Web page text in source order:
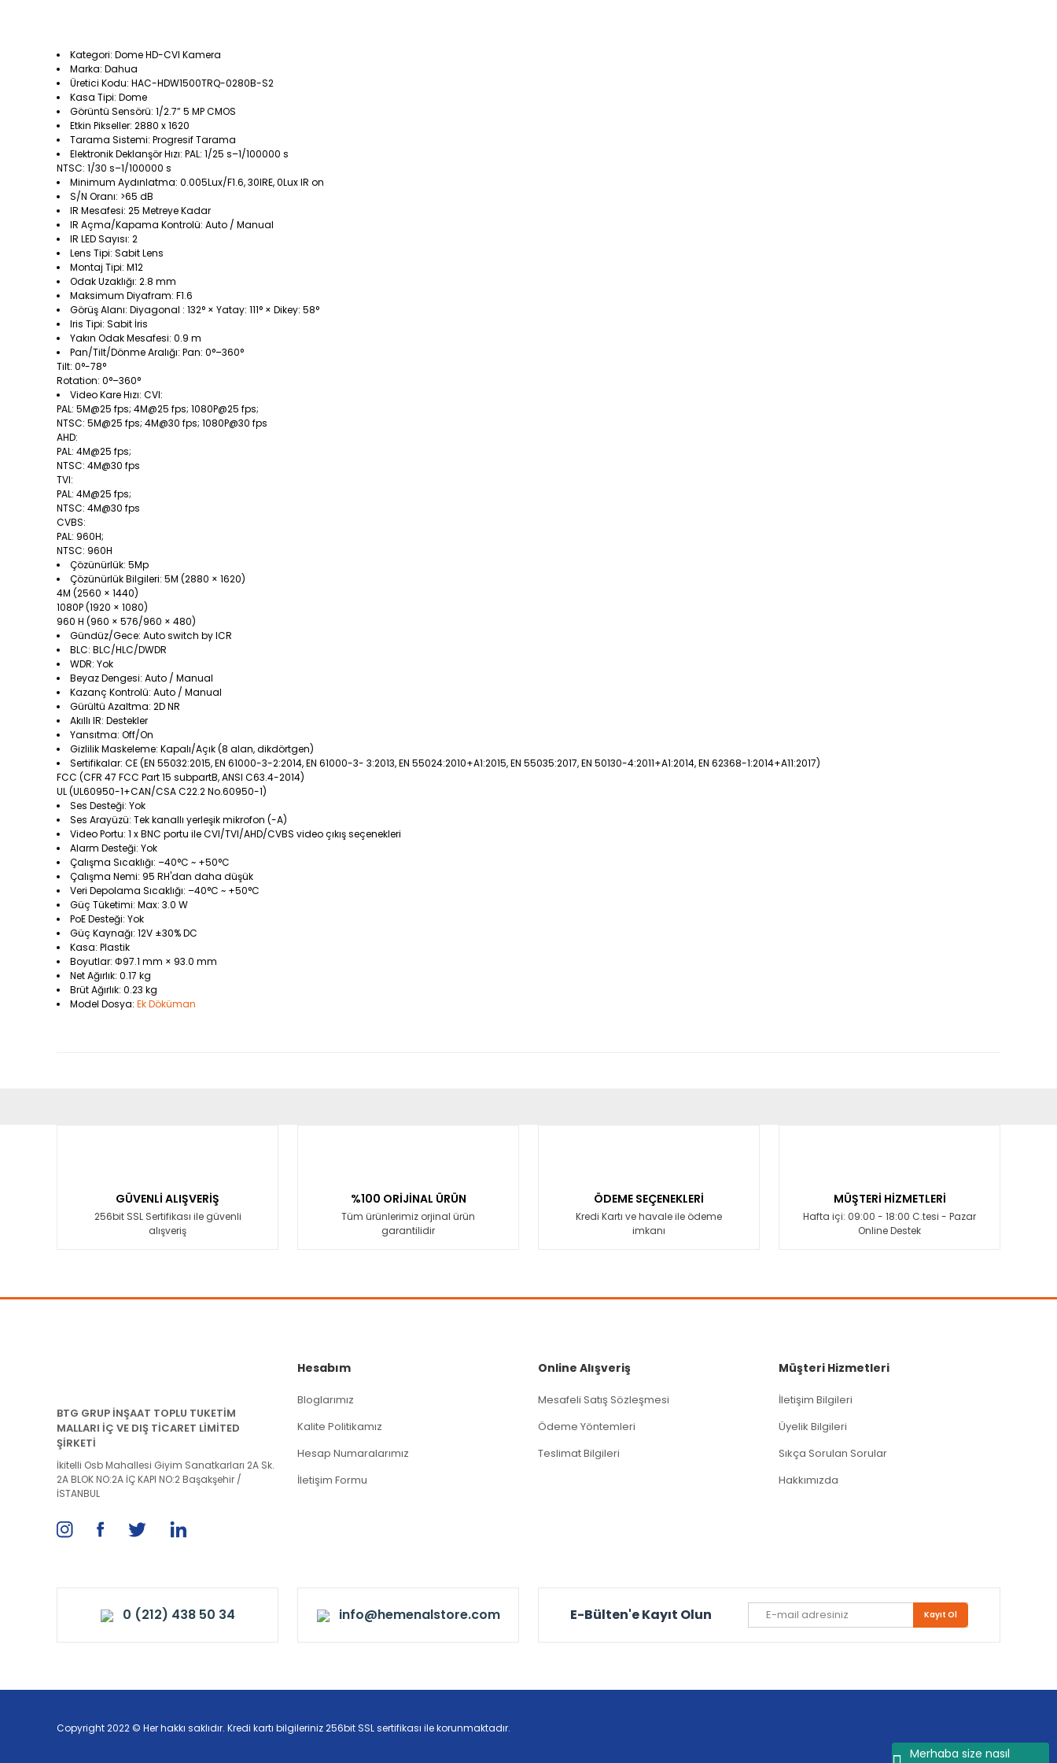
Merhaba size nasıl
Kategori: Dome HD-CVI Kamera
Marka: Dahua
Üretici Kodu: HAC-HDW1500TRQ-0280B-S2
Kasa Tipi: Dome
Görüntü Sensörü: 1/2.7” 5 MP CMOS
Etkin Pikseller: 2880 x 1620
Tarama Sistemi: Progresif Tarama
Elektronik Deklanşör Hızı: PAL: 1/25 s–1/100000 s
NTSC: 1/30 s–1/100000 s
Minimum Aydınlatma: 0.005Lux/F1.6, 30IRE, 0Lux IR on
S/N Oranı: >65 dB
IR Mesafesi: 25 Metreye Kadar
IR Açma/Kapama Kontrolü: Auto / Manual
IR LED Sayısı: 2
Lens Tipi: Sabit Lens
Montaj Tipi: M12
Odak Uzaklığı: 2.8 mm
Maksimum Diyafram: F1.6
Görüş Alanı: Diyagonal : 132° × Yatay: 111° × Dikey: 58°
Iris Tipi: Sabit İris
Yakın Odak Mesafesi: 0.9 m
Pan/Tilt/Dönme Aralığı: Pan: 0°–360°
Tilt: 0°-78°
Rotation: 0°–360°
Video Kare Hızı: CVI:
PAL: 5M@25 fps; 4M@25 fps; 1080P@25 fps;
NTSC: 5M@25 fps; 4M@30 fps; 1080P@30 fps
AHD:
PAL: 4M@25 fps;
NTSC: 4M@30 fps
TVI:
PAL: 4M@25 fps;
NTSC: 4M@30 fps
CVBS:
PAL: 960H;
NTSC: 960H
Çözünürlük: 5Mp
Çözünürlük Bilgileri: 5M (2880 × 1620)
4M (2560 × 1440)
1080P (1920 × 1080)
960 H (960 × 576/960 × 480)
Gündüz/Gece: Auto switch by ICR
BLC: BLC/HLC/DWDR
WDR: Yok
Beyaz Dengesi: Auto / Manual
Kazanç Kontrolü: Auto / Manual
Gürültü Azaltma: 2D NR
Akıllı IR: Destekler
Yansıtma: Off/On
Gizlilik Maskeleme: Kapalı/Açık (8 alan, dikdörtgen)
Sertifikalar: CE (EN 55032:2015, EN 61000-3-2:2014, EN 61000-3- 3:2013, EN 55024:2010+A1:2015, EN 55035:2017, EN 50130-4:2011+A1:2014, EN 62368-1:2014+A11:2017)
FCC (CFR 47 FCC Part 15 subpartB, ANSI C63.4-2014)
UL (UL60950-1+CAN/CSA C22.2 No.60950-1)
Ses Desteği: Yok
Ses Arayüzü: Tek kanallı yerleşik mikrofon (-A)
Video Portu: 1 x BNC portu ile CVI/TVI/AHD/CVBS video çıkış seçenekleri
Alarm Desteği: Yok
Çalışma Sıcaklığı: –40°C ~ +50°C
Çalışma Nemi: 95 RH'dan daha düşük
Veri Depolama Sıcaklığı: –40°C ~ +50°C
Güç Tüketimi: Max: 3.0 W
PoE Desteği: Yok
Güç Kaynağı: 12V ±30% DC
Kasa: Plastik
Boyutlar: Φ97.1 mm × 93.0 mm
Net Ağırlık: 0.17 kg
Brüt Ağırlık: 0.23 kg
Model Dosya: Ek Döküman
Ürün bilgilerinde hatalar bulunuyor.
Ürün fiyatı diğer sitelerden daha pahalı.
GÜVENLİ ALIŞVERİŞ
256bit SSL Sertifikası ile güvenli
alışveriş
%100 ORİJİNAL ÜRÜN
Tüm ürünlerimiz orjinal ürün
garantilidir
ÖDEME SEÇENEKLERİ
Kredi Kartı ve havale ile ödeme
imkanı
MÜŞTERİ HİZMETLERİ
Hafta içi: 09:00 - 18:00 C.tesi - Pazar
Online Destek
BTG GRUP İNŞAAT TOPLU TUKETİM
MALLARI İÇ VE DIŞ TİCARET LİMİTED
ŞİRKETİ
İkitelli Osb Mahallesi Giyim Sanatkarları 2A Sk.
2A BLOK NO:2A İÇ KAPI NO:2 Başakşehir /
İSTANBUL
Hesabım
Bloglarımız
Kalite Politikamız
Hesap Numaralarımız
İletişim Formu
Online Alışveriş
Mesafeli Satış Sözleşmesi
Ödeme Yöntemleri
Teslimat Bilgileri
Müşteri Hizmetleri
İletişim Bilgileri
Üyelik Bilgileri
Sıkça Sorulan Sorular
Hakkımızda
0 (212) 438 50 34 info@hemenalstore.com E-Bülten'e Kayıt Olun Kayıt Ol
Copyright 2022 © Her hakkı saklıdır. Kredi kartı bilgileriniz 256bit SSL sertifikası ile korunmaktadır.